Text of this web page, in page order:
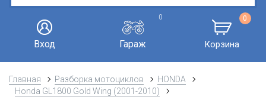
Вход
0
Гараж
0
Корзина
Главная Разборка мотоциклов
HONDA
Honda GL1800 Gold Wing (2001-2010)